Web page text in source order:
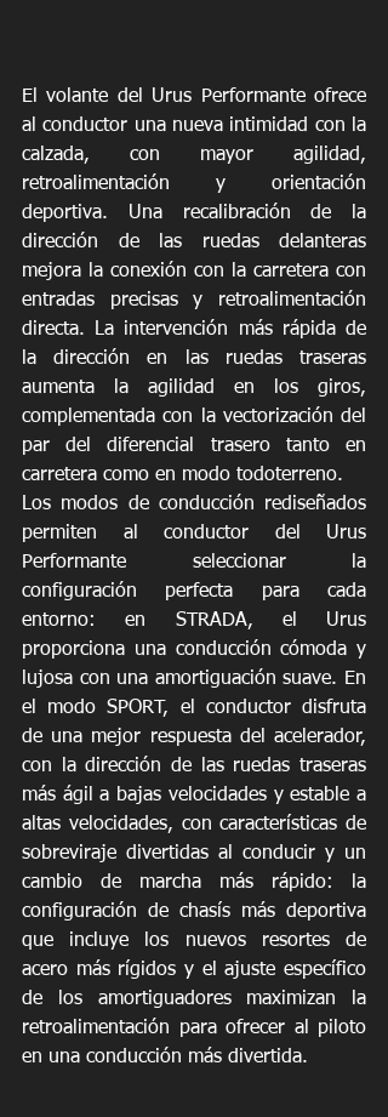
El volante del Urus Performante ofrece
al conductor una nueva intimidad con la
calzada, con mayor agilidad,
retroalimentación y orientación
deportiva. Una recalibración de la
dirección de las ruedas delanteras
mejora la conexión con la carretera con
entradas precisas y retroalimentación
directa. La intervención más rápida de
la dirección en las ruedas traseras
aumenta la agilidad en los giros,
complementada con la vectorización del
par del diferencial trasero tanto en
carretera como en modo todoterreno.
Los modos de conducción rediseñados
permiten al conductor del Urus
Performante seleccionar la
configuración perfecta para cada
entorno: en STRADA, el Urus
proporciona una conducción cómoda y
lujosa con una amortiguación suave. En
el modo SPORT, el conductor disfruta
de una mejor respuesta del acelerador,
con la dirección de las ruedas traseras
más ágil a bajas velocidades y estable a
altas velocidades, con características de
sobreviraje divertidas al conducir y un
cambio de marcha más rápido: la
configuración de chasís más deportiva
que incluye los nuevos resortes de
acero más rígidos y el ajuste específico
de los amortiguadores maximizan la
retroalimentación para ofrecer al piloto
en una conducción más divertida.